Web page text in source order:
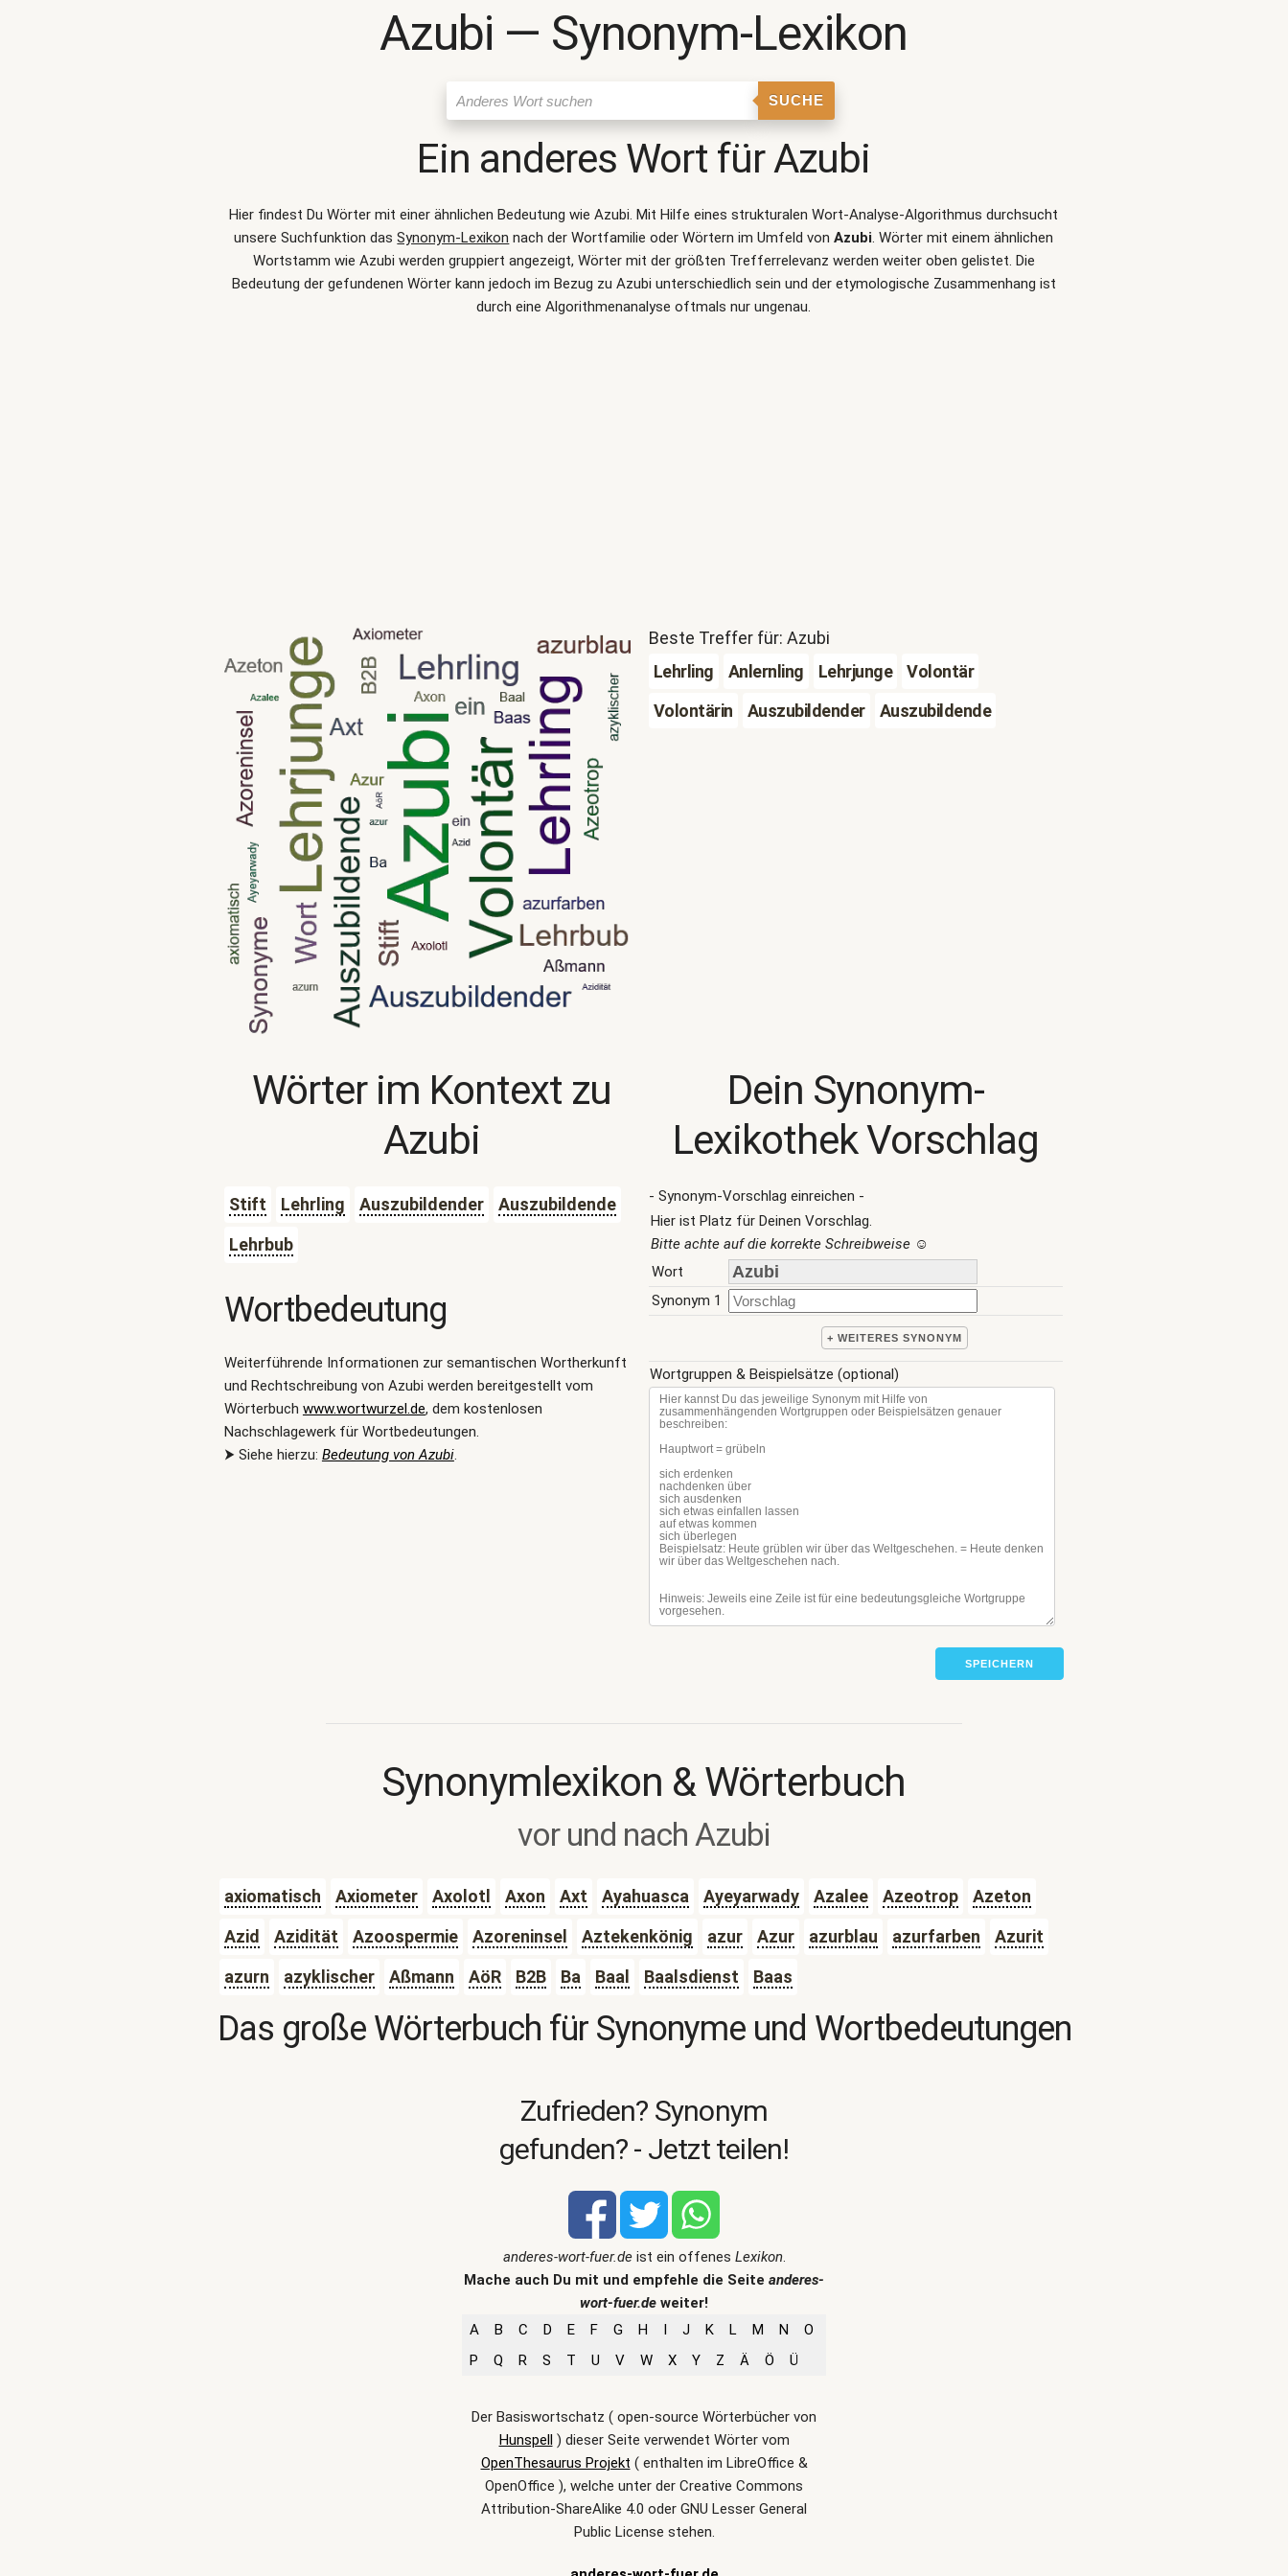
Azubi ― Synonym-Lexikon
SUCHE
Ein anderes Wort fürAzubi
Hier findest Du Wörter mit einer ähnlichen Bedeutung wieAzubi. Mit Hilfe eines strukturalen Wort-Analyse-Algorithmus durchsucht
unsere Suchfunktion dasSynonym-Lexikon nach der Wortfamilie oder Wörtern im Umfeld vonAzubi. Wörter mit einem ähnlichen
Wortstamm wie Azubi werden gruppiert angezeigt, Wörter mit der größten Trefferrelevanz werden weiter oben gelistet. Die
Bedeutung der gefundenen Wörter kann jedoch im Bezug zu Azubi unterschiedlich sein und der etymologische Zusammenhang ist
durch eine Algorithmenanalyse oftmals nur ungenau.
Beste Treffer für: Azubi
Lehrling
Anlernling Lehrjunge
Volontär
Volontärin
Auszubildender Auszubildende
Wörter im Kontext zu
Azubi
Stift Lehrling Auszubildender
Auszubildende
Lehrbub
Wortbedeutung
Weiterführende Informationen zur semantischen Wortherkunft
und Rechtschreibung von Azubi werden bereitgestellt vom
Wörterbuch www.wortwurzel.de, dem kostenlosen
Nachschlagewerk für Wortbedeutungen.
⮞ Siehe hierzu: Bedeutung von Azubi.
Dein Synonym-
Lexikothek Vorschlag
- Synonym-Vorschlag einreichen -
Hier ist Platz für Deinen Vorschlag.
Bitte achte auf die korrekte Schreibweise☺
Wort
Synonym 1
+ WEITERES SYNONYM
Wortgruppen & Beispielsätze (optional)
SPEICHERN
Synonymlexikon & Wörterbuch
vor und nach Azubi
axiomatisch Axiometer Axolotl Axon Axt Ayahuasca Ayeyarwady Azalee Azeotrop
Azeton
Azid
Azidität Azoospermie Azoreninsel Aztekenkönig azur Azur azurblau azurfarben
Azurit
azurn
azyklischer Aßmann AöR B2B Ba Baal Baalsdienst Baas
Das große Wörterbuch für Synonyme und Wortbedeutungen
Zufrieden? Synonym
gefunden? - Jetzt teilen!
anderes-wort-fuer.deist ein offenes Lexikon.
Mache auch Du mit und empfehle die Seite anderes-
wort-fuer.de weiter!
A
B C D E F G H I J K L M N
O
P
Q R S T U V W X Y Z Ä Ö Ü
Der Basiswortschatz ( open-source Wörterbücher von
Hunspell) dieser Seite verwendet Wörter vom
OpenThesaurus Projekt ( enthalten im LibreOffice &
OpenOffice ), welche unter der Creative Commons
Attribution-ShareAlike 4.0 oder GNU Lesser General
Public License stehen.